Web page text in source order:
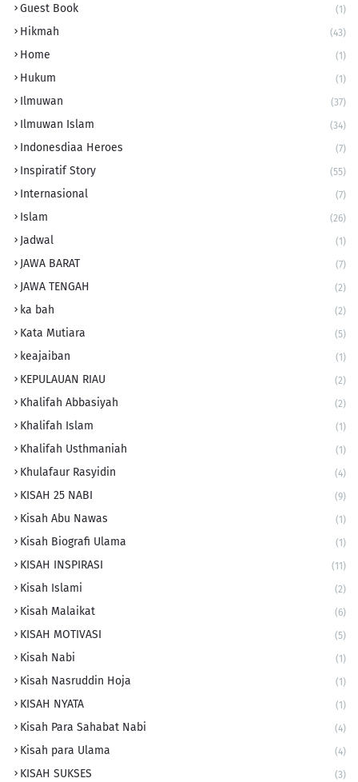
Guest Book (1)
Hikmah (43)
Home (1)
Hukum (1)
Ilmuwan (37)
Ilmuwan Islam (34)
Indonesdiaa Heroes (7)
Inspiratif Story (55)
Internasional (7)
Islam (26)
Jadwal (1)
JAWA BARAT (7)
JAWA TENGAH (2)
ka bah (2)
Kata Mutiara (5)
keajaiban (1)
KEPULAUAN RIAU (2)
Khalifah Abbasiyah (2)
Khalifah Islam (1)
Khalifah Usthmaniah (1)
Khulafaur Rasyidin (4)
KISAH 25 NABI (9)
Kisah Abu Nawas (1)
Kisah Biografi Ulama (1)
KISAH INSPIRASI (11)
Kisah Islami (2)
Kisah Malaikat (6)
KISAH MOTIVASI (5)
Kisah Nabi (1)
Kisah Nasruddin Hoja (1)
KISAH NYATA (1)
Kisah Para Sahabat Nabi (4)
Kisah para Ulama (4)
KISAH SUKSES (3)